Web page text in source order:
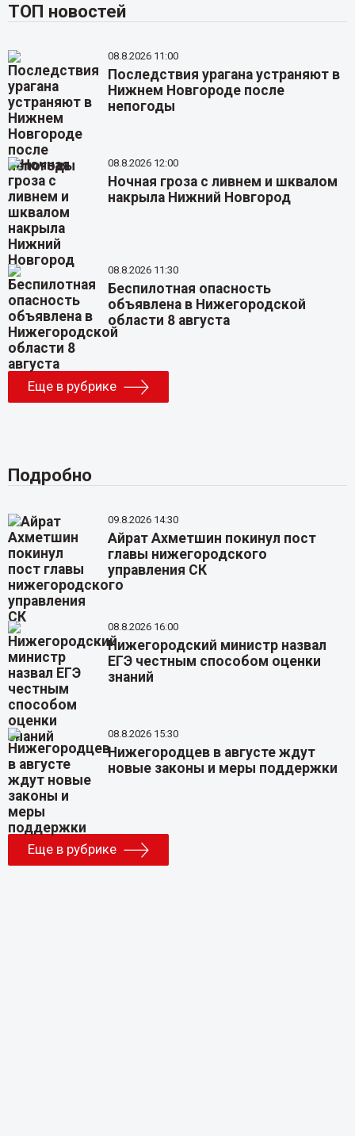
ТОП новостей
08.8.2026 11:00
Последствия урагана устраняют в
Нижнем Новгороде после
непогоды
08.8.2026 12:00
Ночная гроза с ливнем и шквалом
накрыла Нижний Новгород
08.8.2026 11:30
Беспилотная опасность
объявлена в Нижегородской
области 8 августа
Еще в рубрике
Подробно
09.8.2026 14:30
Айрат Ахметшин покинул пост
главы нижегородского
управления СК
08.8.2026 16:00
Нижегородский министр назвал
ЕГЭ честным способом оценки
знаний
08.8.2026 15:30
Нижегородцев в августе ждут
новые законы и меры поддержки
Еще в рубрике